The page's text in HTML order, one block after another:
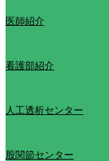
医師紹介
看護部紹介
人工透析センター
股関節センター